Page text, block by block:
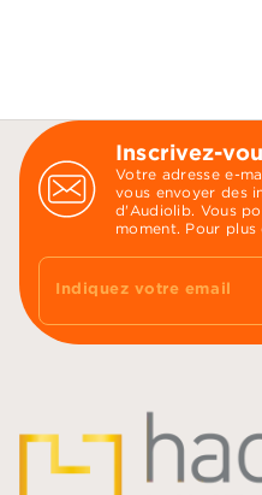
Inscrivez-
Votre adresse e-
vous envoyer des
d'Audiolib. Vous
moment. Pour
Indiquez votre email